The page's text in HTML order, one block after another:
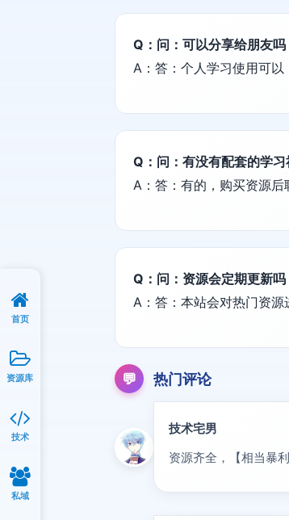
Q：问：可以分享给朋友吗
A：答：个人学习使用可以
Q：问：有没有配套的学习
A：答：有的，购买资源后
Q：问：资源会定期更新吗
A：答：本站会对热门资源
💬 热门评论
技术宅男
资源齐全，【相当暴
首页
资源库
技术
私域